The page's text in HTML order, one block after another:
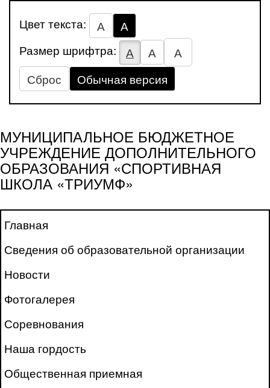
Цвет текста: А
А
Размер шрифтра:
А А
А
Сброс
Обычная версия
МУНИЦИПАЛЬНОЕ БЮДЖЕТНОЕ
УЧРЕЖДЕНИЕ ДОПОЛНИТЕЛЬНОГО
ОБРАЗОВАНИЯ «СПОРТИВНАЯ
ШКОЛА «ТРИУМФ»
Главная
Сведения об образовательной организации
Новости
Фотогалерея
Соревнования
Наша гордость
Общественная приемная